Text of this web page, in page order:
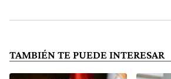
TAMBIÉN TE PUEDE INTERESAR